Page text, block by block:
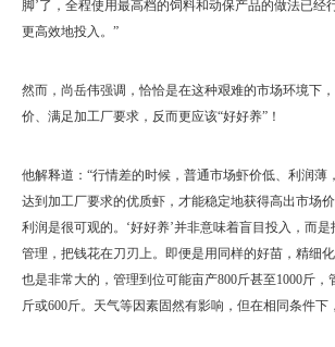
脚’了，全程使用最高档的饲料和动保产品的做法已经
更高效地投入。”
然而，尚岳伟强调，恰恰是在这种艰难的市场环境下
价、满足加工厂要求，反而更应该“好好养”！
他解释道：“行情差的时候，普通市场虾价低、利润薄
达到加工厂要求的优质虾，才能稳定地获得高出市场
利润是很可观的。‘好好养’并非意味着盲目投入，而
管理，把钱花在刀刃上。即便是用同样的好苗，精细
也是非常大的，管理到位可能亩产800斤甚至1000斤，
斤或600斤。天气等因素固然有影响，但在相同条件下